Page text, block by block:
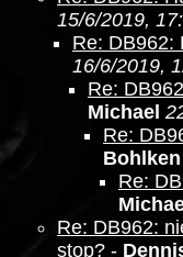
15/6/2019,
Re: DB962:
16/6/2019,
Re:
Michael
Re:
Bohlken
Re:
Re: DB962:
stop? -